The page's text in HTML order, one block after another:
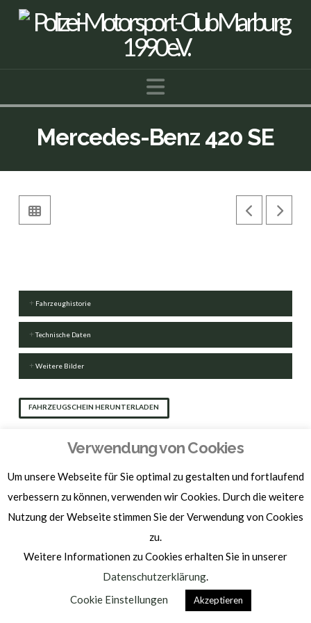
Navigation
Mercedes-Benz 420 SE
Fahrzeughistorie
Technische Daten
Weitere Bilder
FAHRZEUGSCHEIN HERUNTERLADEN
Homepage byBAM-WERBUNG
IMPRESSUM | DATENSCHUTZ
Verwendung von Cookies
Um unsere Webseite für Sie optimal zu gestalten und fortlaufend
verbessern zu können, verwenden wir Cookies. Durch die weitere
Nutzung der Webseite stimmen Sie der Verwendung von Cookies
zu.
Weitere Informationen zu Cookies erhalten Sie in unserer
Datenschutzerklärung.
Cookie Einstellungen
Akzeptieren